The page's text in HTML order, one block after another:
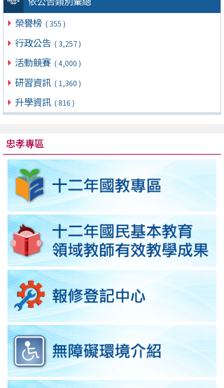
榮譽榜 ( 355 )
行政公告 ( 3,257 )
活動競賽 ( 4,000 )
研習資訊 ( 1,360 )
升學資訊 ( 816 )
忠孝專區